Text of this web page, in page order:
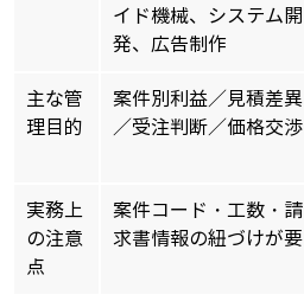
イド機械、システム開
発、広告制作
主な管
理目的
案件別利益／見積差異
／受注判断／価格交渉
実務上
の注意
点
案件コード・工数・請
求書情報の紐づけが要